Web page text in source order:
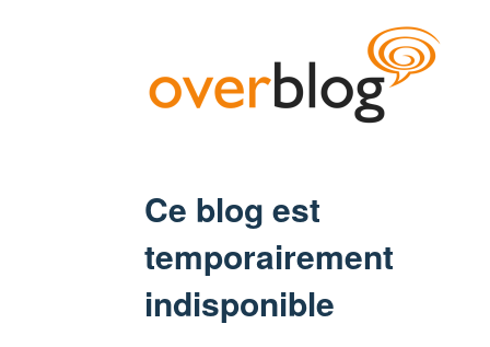
Ce blog est
temporairement
indisponible